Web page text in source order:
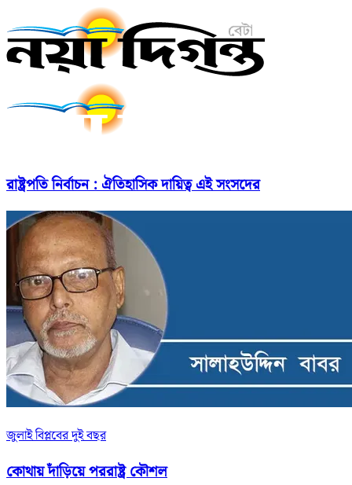
রাষ্ট্রপতি নির্বাচন : ঐতিহাসিক দায়িত্ব এই সংসদের
জুলাই বিপ্লবের দুই বছর
কোথায় দাঁড়িয়ে পররাষ্ট্র কৌশল